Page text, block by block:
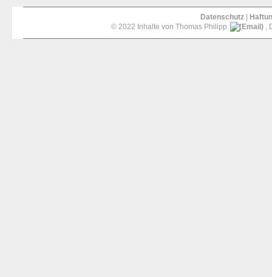
Datenschutz
© 2022 Inhalte von Thomas Philipp
,